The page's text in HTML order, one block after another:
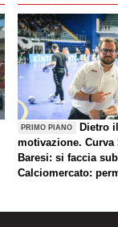
PRIMO PIANO
Dietro
motivazione.
Baresi: si faccia
Calciomercato: